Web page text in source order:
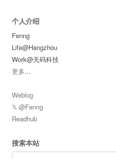
个人介绍
Fenng
Life@Hangzhou
Work@无码科技
更多...
Weblog
𝕏 @Fenng
Readhub
搜索本站